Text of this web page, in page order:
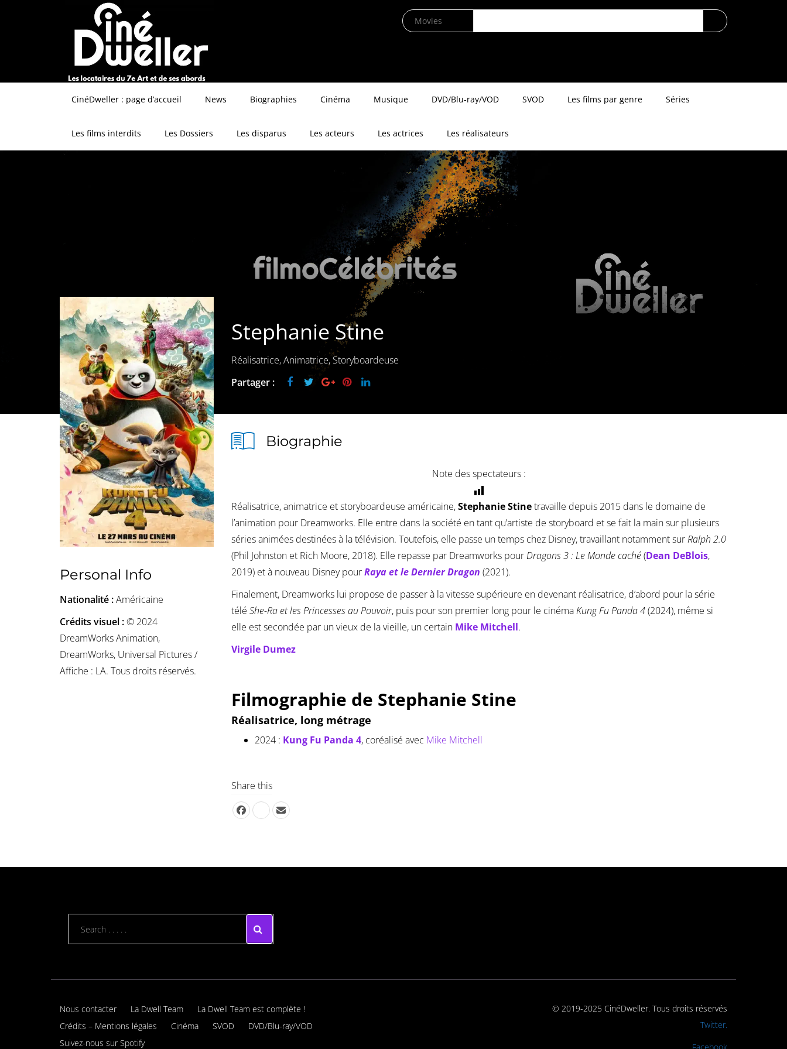
CinéDweller : page d’accueil News Biographies Cinéma Musique DVD/Blu-ray/VOD SVOD Les films par genre Séries
Les films interdits Les Dossiers Les disparus Les acteurs Les actrices Les réalisateurs
Stephanie Stine
Réalisatrice, Animatrice, Storyboardeuse
Partager :
Personal Info
Nationalité :Américaine
Crédits visuel :© 2024
DreamWorks Animation,
DreamWorks, Universal Pictures /
Affiche : LA. Tous droits réservés.
Biographie
Note des spectateurs :
Réalisatrice, animatrice et storyboardeuse américaine,Stephanie Stinetravaille depuis 2015 dans le domaine de
l’animation pour Dreamworks. Elle entre dans la société en tant qu’artiste de storyboard et se fait la main sur plusieurs
séries animées destinées à la télévision. Toutefois, elle passe un temps chez Disney, travaillant notamment surRalph 2.0
(Phil Johnston et Rich Moore, 2018). Elle repasse par Dreamworks pourDragons 3 : Le Monde caché(Dean DeBlois,
2019) et à nouveau Disney pourRaya et le Dernier Dragon (2021).
Finalement, Dreamworks lui propose de passer à la vitesse supérieure en devenant réalisatrice, d’abord pour la série
télé She-Ra et les Princesses au Pouvoir, puis pour son premier long pour le cinémaKung Fu Panda 4(2024), même si
elle est secondée par un vieux de la vieille, un certain Mike Mitchell.
Virgile Dumez
Filmographie de Stephanie Stine
Réalisatrice, long métrage
2024 : Kung Fu Panda 4, coréalisé avec Mike Mitchell
Share this
Nous contacter La Dwell Team
La Dwell Team est complète !
Crédits – Mentions légales
Cinéma SVOD
DVD/Blu-ray/VOD
Suivez-nous sur Spotify
© 2019-2025 CinéDweller. Tous droits réservés
Twitter.